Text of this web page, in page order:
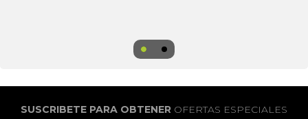
SUSCRIBETE PARA OBTENER OFERTAS ESPECIALES